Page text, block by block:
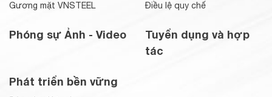
Gương mặt VNSTEEL
Phóng sự Ảnh - Video
Điều lệ quy chế
Tuyển dụng và hợp
tác
Phát triển bền vững